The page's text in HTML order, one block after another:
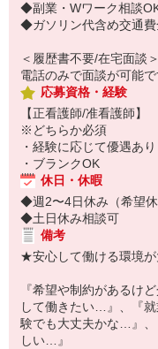
◆副業・Wワーク相談
◆ガソリン代含め交通費
＜履歴書不要/在宅面談＞
電話のみで面談が可能で
応募資格・経験
【正看護師/准看護師】
※どちらか必須
・経験に応じて優遇あり
・ブランクOK
休日・休暇
◆週2〜4日休み（希望休
◆土日休み相談可
備考
★安心して働ける環境
『希望や制約があるけ
して働きたい…』、『
験でも大丈夫かな…』、
しい…』